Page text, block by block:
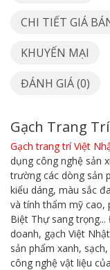
CHI TIẾT GIÁ
KHUYẾN MẠI
ĐÁNH GIÁ (0)
Gạch Trang
Gạch trang trí Việt
dụng công nghệ sản
trường các dòng sản
kiểu dáng, màu sắc
và tính thẩm mỹ cao,
Biệt Thự sang
doanh, gạch Việt
sản phẩm xanh,
công nghệ vật liệu